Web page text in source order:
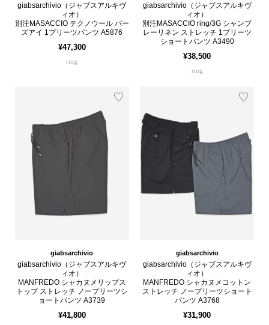
giabsarchivio（ジャブスアルキヴ
ィオ）
別注MASACCIO テクノウール バー
ズアイ 1プリーツパンツ A5876
¥47,300
ring
giabsarchivio（ジャブスアルキヴ
ィオ）
別注MASACCIO ring/3G シャンブ
レーリネン ストレッチ 1プリーツ
ショートパンツ A3490
¥38,500
ring
giabsarchivio
giabsarchivio（ジャブスアルキヴ
ィオ）
MANFREDO シャカヌメリップス
トップ ストレッチ ノープリーツシ
ョートパンツ A3739
¥41,800
giabsarchivio
giabsarchivio（ジャブスアルキヴ
ィオ）
MANFREDO シャカヌメコットン
ストレッチ ノープリーツショート
パンツ A3768
¥31,900